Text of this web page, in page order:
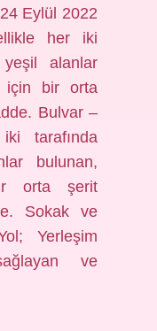
Eylül 2022
her iki
alanlar
için bir orta
Bulvar –
tarafında
bulunan,
orta şerit
Sokak ve
Yerleşim
ve